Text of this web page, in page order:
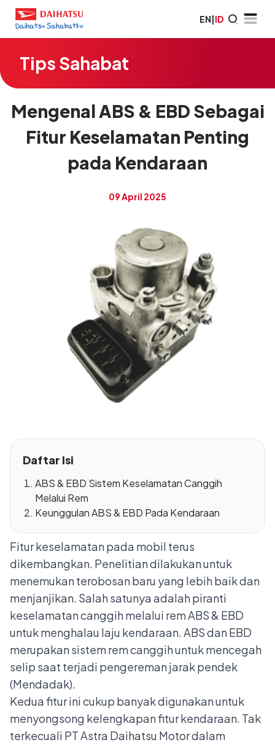
EN|ID
Tips Sahabat
Mengenal ABS & EBD Sebagai
Fitur Keselamatan Penting
pada Kendaraan
09 April 2025
Daftar Isi
ABS & EBD Sistem Keselamatan Canggih
Melalui Rem
Keunggulan ABS & EBD Pada Kendaraan
Fitur keselamatan pada mobil terus
dikembangkan. Penelitian dilakukan untuk
menemukan terobosan baru yang lebih baik dan
menjanjikan. Salah satunya adalah piranti
keselamatan canggih melalui rem ABS & EBD
untuk menghalau laju kendaraan. ABS dan EBD
merupakan sistem rem canggih untuk mencegah
selip saat terjadi pengereman jarak pendek
(Mendadak).
Kedua fitur ini cukup banyak digunakan untuk
menyongsong kelengkapan fitur kendaraan. Tak
terkecuali PT Astra Daihatsu Motor dalam